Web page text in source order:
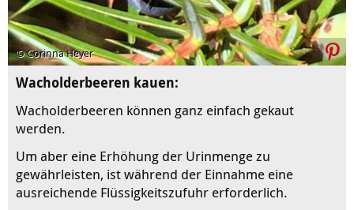
© Corinna Heyer
Wacholderbeeren kauen:
Wacholderbeeren können ganz einfach gekaut
werden.
Um aber eine Erhöhung der Urinmenge zu
gewährleisten, ist während der Einnahme eine
ausreichende Flüssigkeitszufuhr erforderlich.